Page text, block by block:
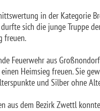
in der Kategorie
sich die junge Truppe
freuen.
Feuerwehr aus
Heimsieg freuen. Sie
und Silber ohne
aus dem Bezirk Zwettl